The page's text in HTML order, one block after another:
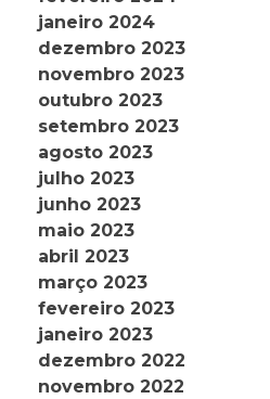
janeiro 2024
dezembro 2023
novembro 2023
outubro 2023
setembro 2023
agosto 2023
julho 2023
junho 2023
maio 2023
abril 2023
março 2023
fevereiro 2023
janeiro 2023
dezembro 2022
novembro 2022